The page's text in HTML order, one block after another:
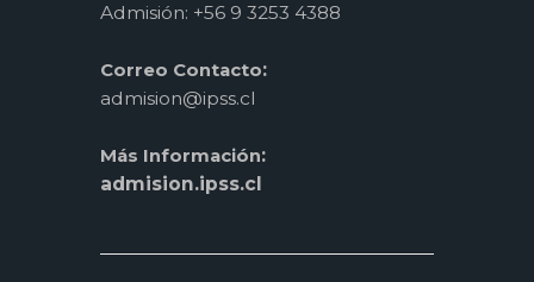
Admisión: +56 9 3253 4388
Correo Contacto:
admision@ipss.cl
Más Información:
admision.ipss.cl